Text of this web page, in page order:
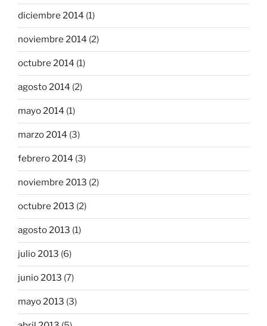
diciembre 2014 (1)
noviembre 2014 (2)
octubre 2014 (1)
agosto 2014 (2)
mayo 2014 (1)
marzo 2014 (3)
febrero 2014 (3)
noviembre 2013 (2)
octubre 2013 (2)
agosto 2013 (1)
julio 2013 (6)
junio 2013 (7)
mayo 2013 (3)